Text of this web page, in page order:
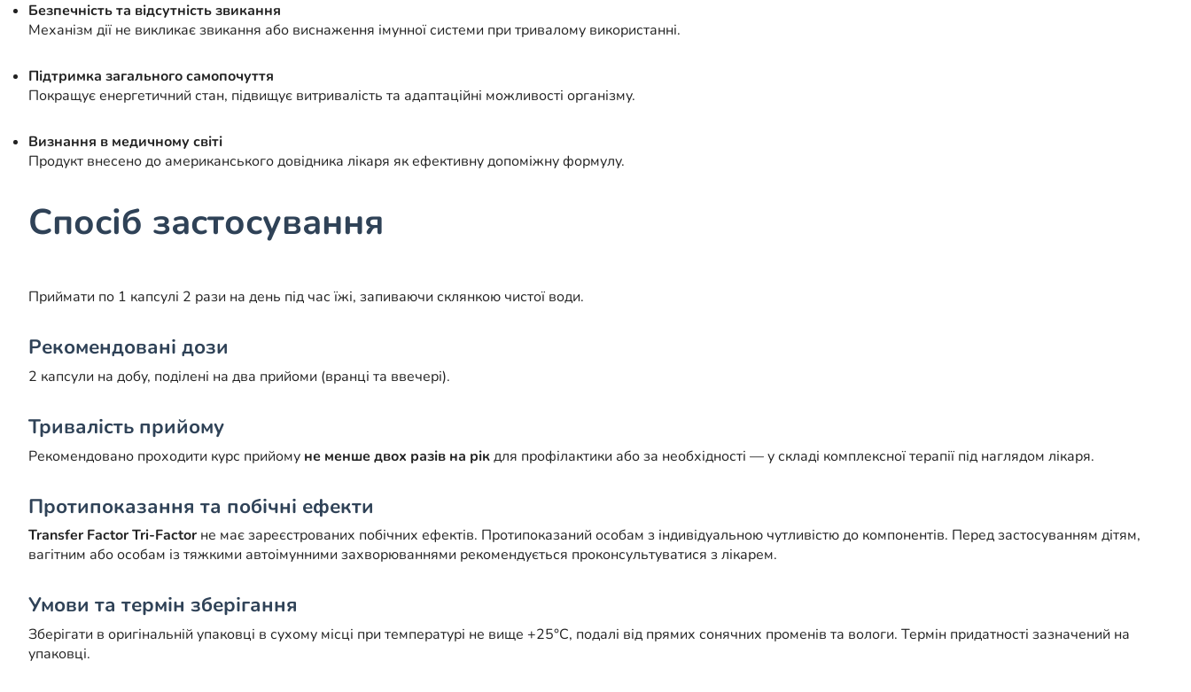
Безпечність та відсутність звикання
Механізм дії не викликає звикання або виснаження імунної системи при тривалому використанні.
Підтримка загального самопочуття
Покращує енергетичний стан, підвищує витривалість та адаптаційні можливості організму.
Визнання в медичному світі
Продукт внесено до американського довідника лікаря як ефективну допоміжну формулу.
Спосіб застосування
Приймати по 1 капсулі 2 рази на день під час їжі, запиваючи склянкою чистої води.
Рекомендовані дози
2 капсули на добу, поділені на два прийоми (вранці та ввечері).
Тривалість прийому
Рекомендовано проходити курс прийому не менше двох разів на рікдля профілактики або за необхідності — у складі комплексної терапії під наглядом лікаря.
Протипоказання та побічні ефекти
Transfer Factor Tri-Factor не має зареєстрованих побічних ефектів. Протипоказаний особам з індивідуальною чутливістю до компонентів. Перед застосуванням дітям,
вагітним або особам із тяжкими автоімунними захворюваннями рекомендується проконсультуватися з лікарем.
Умови та термін зберігання
Зберігати в оригінальній упаковці в сухому місці при температурі не вище +25°C, подалі від прямих сонячних променів та вологи. Термін придатності зазначений на
упаковці.